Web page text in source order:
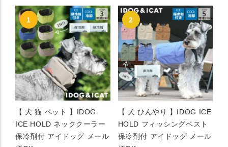
【 犬 猫 ペット 】IDOG
ICE HOLD ネッククーラー
保冷剤付 アイドッグ メール
【 犬 ひんやり 】IDOG ICE
HOLD フィッシングベスト
保冷剤付 アイドッグ メール